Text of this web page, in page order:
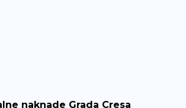
naknade Grada Cresa